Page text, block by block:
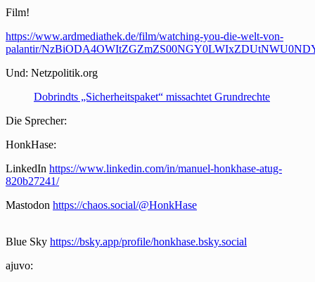
Film!
https://www.ardmediathek.de/film/watching-you-die-welt-von-
palantir/
Und: Netzpolitik.org
Dobrindts „Sicherheitspaket“ missachtet Grundrechte
Die Sprecher:
HonkHase:
LinkedIn https://www.linkedin.com/in/manuel-honkhase-atug-
820b27241/
Mastodon https://chaos.social/@HonkHase
Blue Sky https://bsky.app/profile/honkhase.bsky.social
ajuvo: